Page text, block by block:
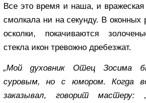
Все это время и наша, и
смолкала ни на секунду. В оконных
осколки, покачиваются
стекла икон тревожно дребезжат.
„Мой духовник Отец Зосима
суровым, но с юмором. Когда
заказывал, говорит мастеру: